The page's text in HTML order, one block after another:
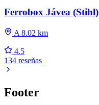
Ferrobox Jávea (Stihl)
A 8.02 km
4.5
134 reseñas
Footer